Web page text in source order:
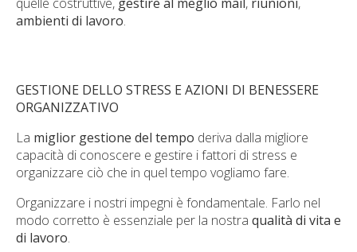
ambienti di lavoro.
GESTIONE DELLO STRESS E AZIONI DI BENESSERE
ORGANIZZATIVO
La miglior gestione del tempo deriva dalla migliore
capacità di conoscere e gestire i fattori di stress e
organizzare ciò che in quel tempo vogliamo fare.
Organizzare i nostri impegni è fondamentale. Farlo nel
modo corretto è essenziale per la nostra qualità di vita e
di lavoro.